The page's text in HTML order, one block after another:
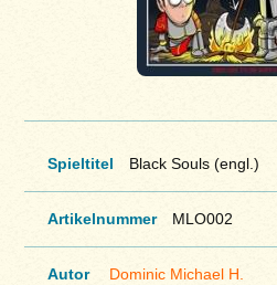
Spieltitel Black Souls (engl.)
Artikelnummer MLO002
Autor Dominic Michael H.